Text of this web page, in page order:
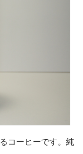
コーヒーです。純